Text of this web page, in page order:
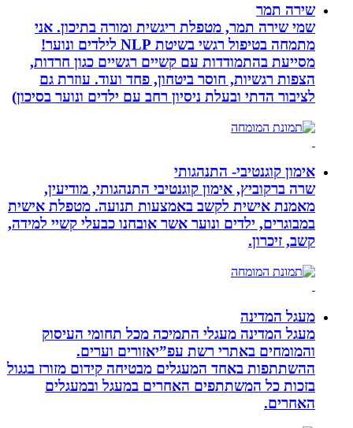
שירה תמר
שמי שירה תמר, מטפלת ריגשית ומורה בתיכון. אני
מתמחה בטיפול רגשי בשיטת NLP לילדים ונוער!
מסייעת בהתמודדות עם קשיים רגשיים כגון חרדות,
הצפות רגשיות, חוסר ביטחון, פחד ועוד. עוזרת גם
לציבור הדתי ובעלת ניסיון רחב עם ילדים ונוער בסיכון)
אימון קוגנטיבי- התנהגותי
שרה ברקוביץ, אימון קוגנטיבי התנהגותי, מודיעין,
מאמנת אישית לקשב באמצעות תנועה. מטפלת אישית
במבוגרים, ילדים ונוער אשר אובחנו כבעלי קשיי למידה,
קשב, זיכרון.
מעגל המדינה
מעגל המדינה מעגלי התמיכה מכל תחומי העיסוק
והמומחים באתרי רשת עפ”יאזורים וערים.
ההשתתפות באחד המעגלים מבטיחה קידום מזורז בגגול
בזכות כל המשתתפים האחרים במעגל ובמעגלים
האחרים.